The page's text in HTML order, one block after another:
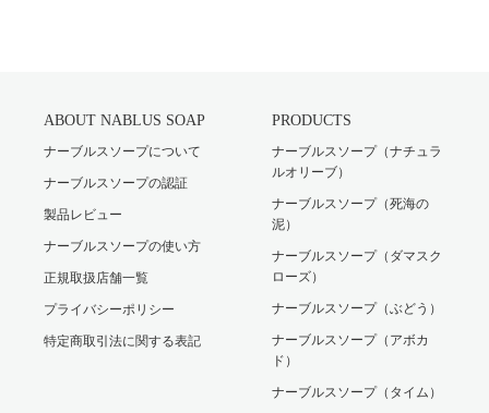
ABOUT NABLUS SOAP
ナーブルスソープについて
ナーブルスソープの認証
製品レビュー
ナーブルスソープの使い方
正規取扱店舗一覧
プライバシーポリシー
特定商取引法に関する表記
PRODUCTS
ナーブルスソープ（ナチュラ
ルオリーブ）
ナーブルスソープ（死海の
泥）
ナーブルスソープ（ダマスク
ローズ）
ナーブルスソープ（ぶどう）
ナーブルスソープ（アボカ
ド）
ナーブルスソープ（タイム）